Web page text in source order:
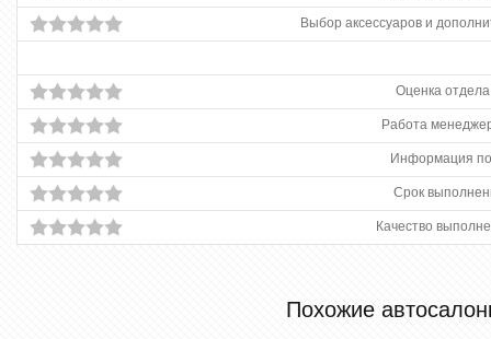
Выбор аксессуаров и
Оценка
Работа
Информация
Срок
Качество
Похожие